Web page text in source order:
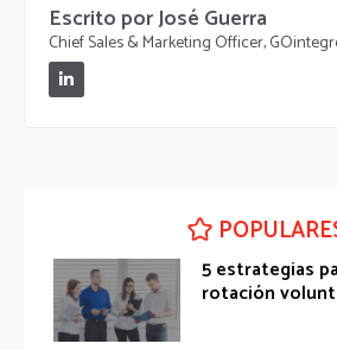
Escrito por José Guerra
Chief Sales & Marketing Officer,
5 estrategias
rotación